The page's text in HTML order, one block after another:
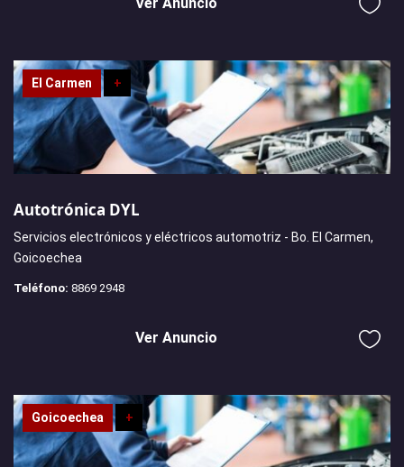
El Carmen +
Autotrónica DYL
Servicios electrónicos y eléctricos automotriz - Bo. El Carmen,
Goicoechea
Teléfono: 8869 2948
Ver Anuncio
Goicoechea +